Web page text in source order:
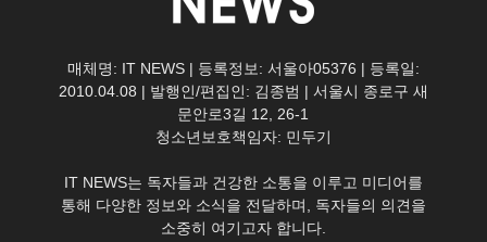
매체명: IT NEWS | 등록정보: 서울아05376 | 등록일:
2010.04.08 | 발행인/편집인: 김종범 | 서울시 종로구 새
문안로3길 12, 26-1
청소년보호책임자: 민두기
IT NEWS는 독자들과 건강한 소통을 이루고 미디어를
통해 다양한 정보와 소식을 전달하며, 독자들의 의견을
소중히 여기고자 합니다.